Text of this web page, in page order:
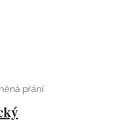
přání